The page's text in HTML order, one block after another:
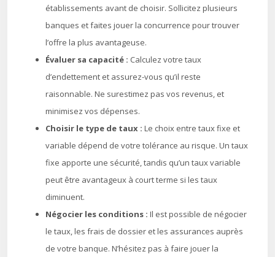
établissements avant de choisir. Sollicitez plusieurs
banques et faites jouer la concurrence pour trouver
l’offre la plus avantageuse.
Évaluer sa capacité : Calculez votre taux
d’endettement et assurez-vous qu’il reste
raisonnable. Ne surestimez pas vos revenus, et
minimisez vos dépenses.
Choisir le type de taux : Le choix entre taux fixe et
variable dépend de votre tolérance au risque. Un taux
fixe apporte une sécurité, tandis qu’un taux variable
peut être avantageux à court terme si les taux
diminuent.
Négocier les conditions : Il est possible de négocier
le taux, les frais de dossier et les assurances auprès
de votre banque. N’hésitez pas à faire jouer la